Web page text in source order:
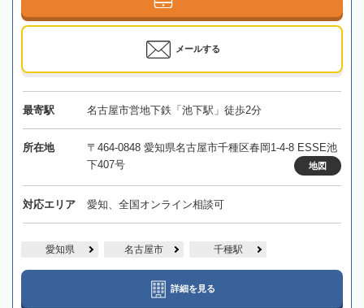
メールする
最寄駅 名古屋市営地下鉄「池下駅」徒歩2分
所在地
〒464-0848 愛知県名古屋市千種区春岡1-4-8 ESSE池
下407号
地図
対応エリア 愛知、全国オンライン相談可
愛知県 名古屋市 千種駅
詳細を見る